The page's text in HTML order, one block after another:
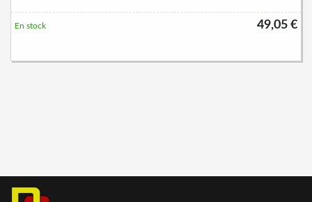
49,05 €
En stock